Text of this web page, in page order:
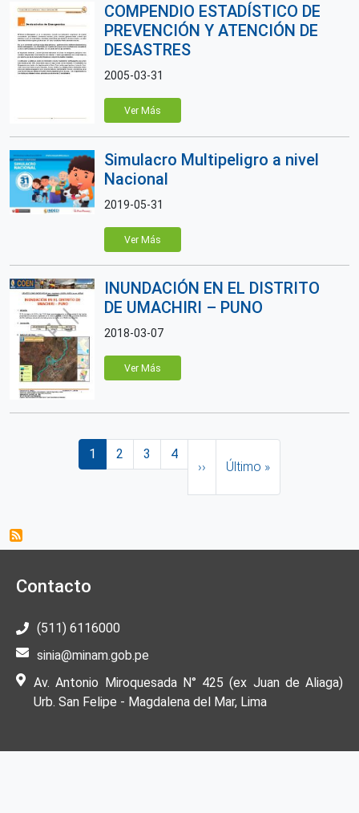
COMPENDIO ESTADÍSTICO DE
PREVENCIÓN Y ATENCIÓN DE
DESASTRES
2005-03-31
Ver Más
Simulacro Multipeligro a nivel
Nacional
2019-05-31
Ver Más
INUNDACIÓN EN EL DISTRITO
DE UMACHIRI – PUNO
2018-03-07
Ver Más
Paginación
Página actual
1 Página
2 Página
3 Página
4
››
Último »
Contacto
(511) 6116000
sinia@minam.gob.pe
Av. Antonio Miroquesada N° 425 (ex Juan de Aliaga)
Urb. San Felipe - Magdalena del Mar, Lima